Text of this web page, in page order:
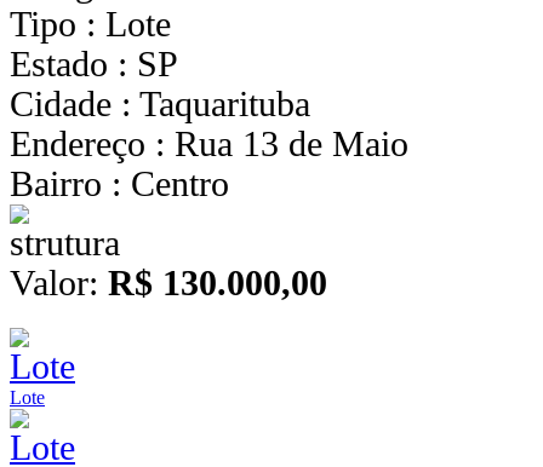
Tipo : Lote
Estado : SP
Cidade : Taquarituba
Endereço : Rua 13 de Maio
Bairro : Centro
Valor: R$ 130.000,00
Lote